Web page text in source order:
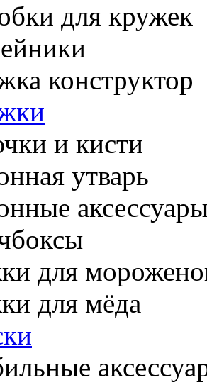
для кружек
конструктор
и кисти
утварь
для
для мёда